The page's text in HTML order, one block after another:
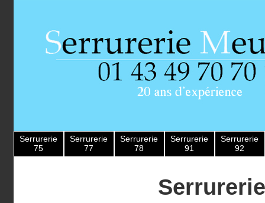
Serrurerie
75
Serrurerie
77
Serrurerie
78
Serrurerie
91
Serrurerie
92